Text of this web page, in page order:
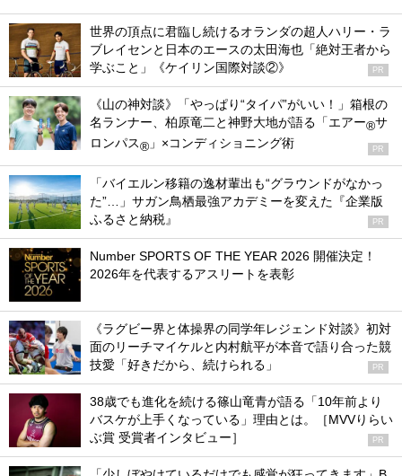
世界の頂点に君臨し続けるオランダの超人ハリー・ラ
ブレイセンと日本のエースの太田海也「絶対王者から
学ぶこと」《ケイリン国際対談②》
PR
《山の神対談》「やっぱり“タイパ”がいい！」箱根の
名ランナー、柏原竜二と神野大地が語る「エアー®サ
ロンパス® 」×コンディショニング術 PR
「バイエルン移籍の逸材輩出も“グラウンドがなかっ
た”…」サガン鳥栖最強アカデミーを変えた『企業版
ふるさと納税』
PR
Number SPORTS OF THE YEAR 2026 開催決定！
2026年を代表するアスリートを表彰
《ラグビー界と体操界の同学年レジェンド対談》初対
面のリーチマイケルと内村航平が本音で語り合った競
技愛「好きだから、続けられる」
PR
38歳でも進化を続ける篠山竜青が語る「10年前より
バスケが上手くなっている」理由とは。［MVVりらい
ぶ賞 受賞者インタビュー］
PR